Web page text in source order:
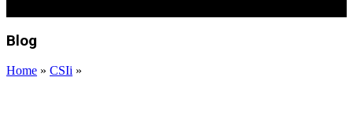
Blog
Home » CSIi »